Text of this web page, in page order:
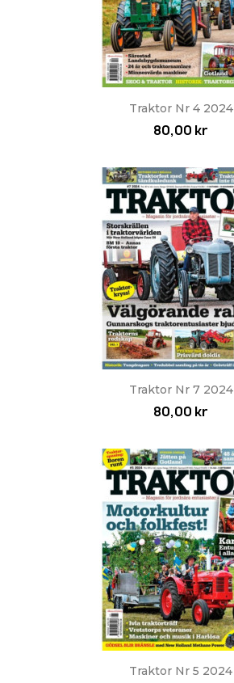
Traktor Nr 4 2024
80,00 kr
Traktor Nr 7 2024
80,00 kr
Traktor Nr 5 2024